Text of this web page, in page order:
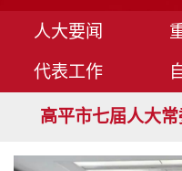
人大要闻
代表工作
高平市七届
高平市七届人大
高平市七届人大